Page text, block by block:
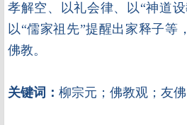
孝解空、以礼会律、以“神道设
以“儒家祖先”提醒出家释子等
佛教。
关键词： 柳宗元；佛教观；友